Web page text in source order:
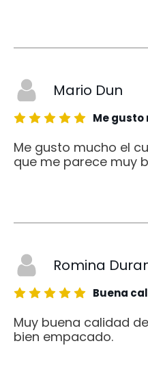
Mario Dun
Me gusto
Me gusto mucho el
que me parece muy
Romina
Buena
Muy buena calidad
bien empacado.